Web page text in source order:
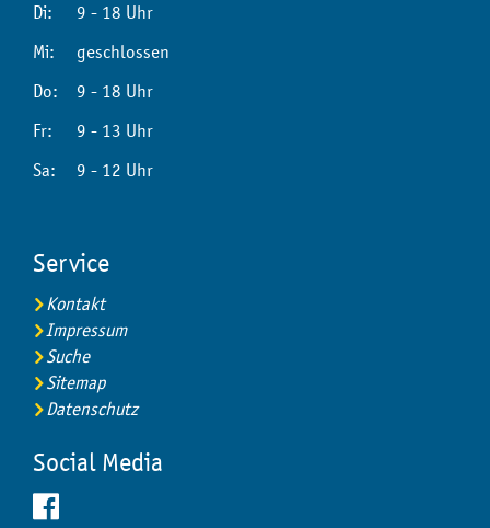
Di:
9 - 18 Uhr
Mi:
geschlossen
Do:
9 - 18 Uhr
Fr:
9 - 13 Uhr
Sa:
9 - 12 Uhr
Service
Kontakt
Impressum
Suche
Sitemap
Datenschutz
Social Media